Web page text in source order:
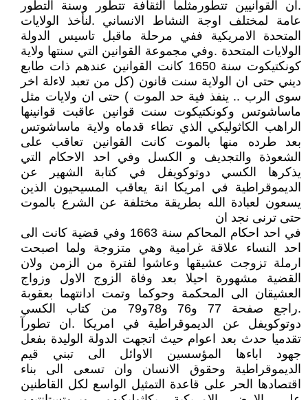
.ان القوانيين تتطورمثلما الثقافة تتطور وسنة التطور
عامة لمختلف اوجة النشاط الانساني .لنأخذ الولايات
المتحدة الامريكية ففي مرحلة ماقبل تاسيس الدولة
الولايات المتحدة .وفي مجموعة القوانين التي سنتها ولاية
كونكتيكوت سنة 1650 كانت القوانين عندهم ذات طابع
ديني حتى ان الولاية سنت قانون (كل من تعبد لاءلة اخر
سوى الرب .. ينفذ فية حد الموت ) حتى ان ولايات مثل
ماساشوتس وكونكتيكوت سنت قوانين عاقبت قوانينها
الراهب الكاثوليكي الذي تطاء قدماه ولاية ماساشوتس
بعد طرده منها بالموت كانت القوانين تعاقب على
الشعوذة والتجديف و الكسل وفي احد الاحكام التي
يذكرها الكسي دوتوكويفل في كتابة الشهير عن
الديموقراطية في امريكا انة يعاقب المسيحيون الذين
يسعون لعبادة الله بطريقة مختلفة عن الشرع بالموت
حتى ترنى نجد ان
في احد احكام المحاكم سنة 1663 وفي قضية كانت الى
احد النساء علاقة غرامية وهي متزوجة ولما اصبحت
ارملة تزوجت عشيقها وعاشوا لفترة من الزمن ولان
القضية مشهورة احيلا بعد وفاة الزوج الاول وزواج
العشيقان الى المحكمة وحوكما وتمت ادانتهما بعقوبة
.راجع صفحة 77 و76 و78و79 من كتاب الكسي
دوتوكويفل عن الديموقراطية في امريكا .ان تطورآ
تقدميا حدث بعد اعوام حيث اتجهت الدولة الوليدة بفعل
جهود اباءها المؤسسين الاوائل الى تبني قيم
الديموقراطية وحقوق الانسان وان تسعى الى بناء
اقتصادها الحر على قاعدة التمثيل الواسع لكل القاطنين